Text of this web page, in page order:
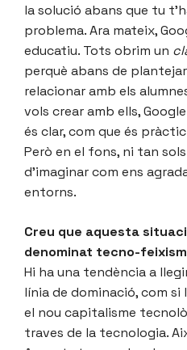
la solució abans que tu
problema. Ara mateix,
educatiu. Tots obrim un
perquè abans de
relacionar amb els
vols crear amb ells,
és clar, com que és
Però en el fons, ni tan
d’imaginar com ens
entorns.
Creu que aquesta
denominat tecno-
Hi ha una tendència a
línia de dominació, com
el nou capitalisme
traves de la tecnologia.